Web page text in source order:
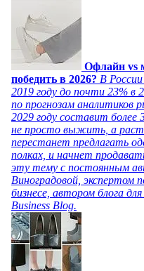
Офлайн vs
победить в 2026? В
2019 году до почти 23% в
по прогнозам аналитиков
2029 году составит
не просто выжить, а
перестанет предлагать
полках, и начнет
эту тему с постоянным
Виноградовой, экспертом
бизнесе, автором блога
Business Blog.